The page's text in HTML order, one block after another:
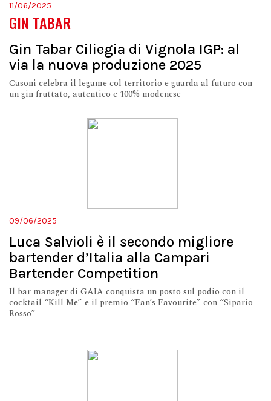
11/06/2025
GIN TABAR
Gin Tabar Ciliegia di Vignola IGP: al
via la nuova produzione 2025
Casoni celebra il legame col territorio e guarda al futuro con
un gin fruttato, autentico e 100% modenese
09/06/2025
Luca Salvioli è il secondo migliore
bartender d’Italia alla Campari
Bartender Competition
Il bar manager di GAIA conquista un posto sul podio con il
cocktail “Kill Me” e il premio “Fan’s Favourite” con “Sipario
Rosso”